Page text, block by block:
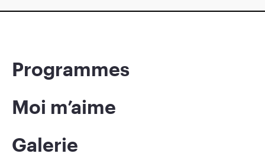
Programmes
Moi m’aime
Galerie